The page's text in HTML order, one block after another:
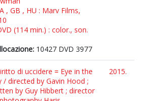
, GB , HU : Marv Films,
(114 min.) : color., son.
10427 DVD 3977
di uccidere = Eye in the
/ directed by Gavin Hood ;
by Guy Hibbert ; director
2015.